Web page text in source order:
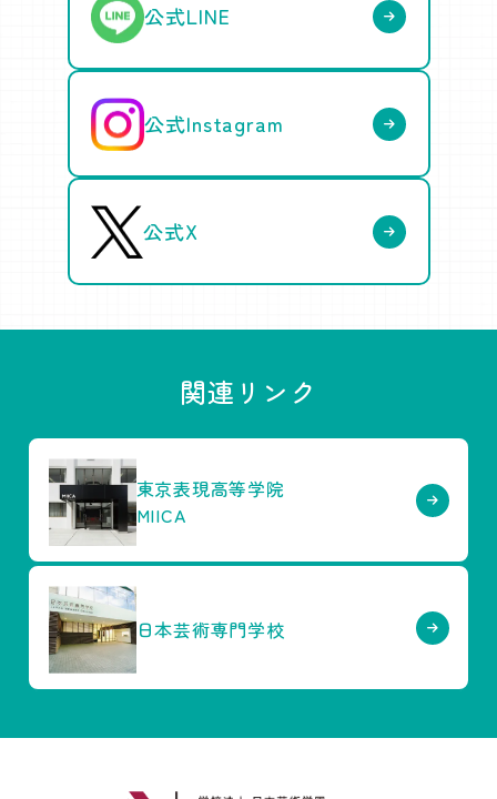
公式LINE
公式Instagram
公式X
関連リンク
東京表現高等学院
MIICA
日本芸術専門学校